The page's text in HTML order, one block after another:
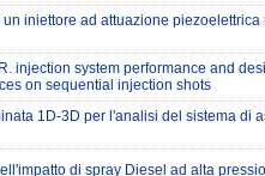
iniettore ad attuazione
injection system performance and
on sequential injection shots
1D-3D per l'analisi del sistema di
di spray Diesel ad alta